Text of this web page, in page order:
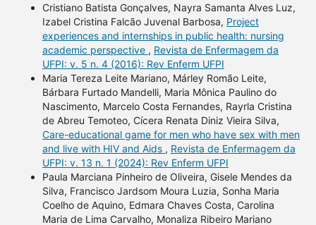
Cristiano Batista Gonçalves, Nayra Samanta Alves Luz,
Izabel Cristina Falcão Juvenal Barbosa, Project
experiences and internships in public health: nursing
academic perspective , Revista de Enfermagem da
UFPI: v. 5 n. 4 (2016): Rev Enferm UFPI
Maria Tereza Leite Mariano, Márley Romão Leite,
Bárbara Furtado Mandelli, Maria Mônica Paulino do
Nascimento, Marcelo Costa Fernandes, Rayrla Cristina
de Abreu Temoteo, Cícera Renata Diniz Vieira Silva,
Care-educational game for men who have sex with men
and live with HIV and Aids , Revista de Enfermagem da
UFPI: v. 13 n. 1 (2024): Rev Enferm UFPI
Paula Marciana Pinheiro de Oliveira, Gisele Mendes da
Silva, Francisco Jardsom Moura Luzia, Sonha Maria
Coelho de Aquino, Edmara Chaves Costa, Carolina
Maria de Lima Carvalho, Monaliza Ribeiro Mariano